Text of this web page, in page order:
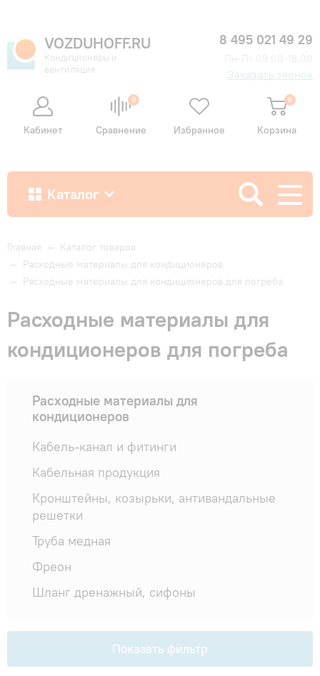
VOZDUHOFF.RU
Кондиционеры и
вентиляция
8 495 021 49 29
Заказать звонок
Кабинет
0
Сравнение Избранное
0
Корзина
Каталог
Как купить
Доставка и оплата
Гарантия и сервис
Контакты
Акции
Главная — Каталог товаров
— Расходные материалы для кондиционеров
— Расходные материалы для кондиционеров для погреба
Расходные материалы для
кондиционеров для погреба
Расходные материалы для
кондиционеров
Кабель-канал и фитинги
Кабельная продукция
Кронштейны, козырьки, антивандальные
решетки
Труба медная
Фреон
Шланг дренажный, сифоны
Показать фильтр